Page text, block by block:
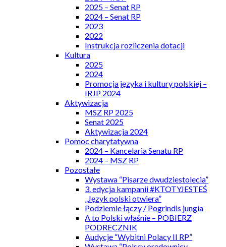
2025 – Senat RP
2024 – Senat RP
2023
2022
Instrukcja rozliczenia dotacji
Kultura
2025
2024
Promocja języka i kultury polskiej –
IRJP 2024
Aktywizacja
MSZ RP 2025
Senat 2025
Aktywizacja 2024
Pomoc charytatywna
2024 – Kancelaria Senatu RP
2024 – MSZ RP
Pozostałe
Wystawa “Pisarze dwudziestolecia”
3. edycja kampanii #KTOTYJESTEŚ
„Język polski otwiera”
Podziemie łączy / Pogrindis jungia
A to Polski właśnie – POBIERZ
PODRECZNIK
Audycje “Wybitni Polacy II RP”